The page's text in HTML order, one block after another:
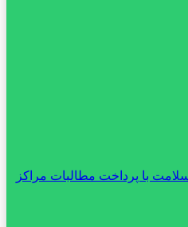
با پرداخت مطالبات مراکز